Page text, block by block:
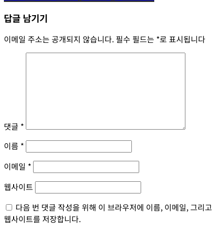
탐
색
답글 남기기
이메일 주소는 공개되지 않습니다. 필수 필드는 *로 표시됩니다
댓글 *
이름 *
이메일 *
웹사이트
다음 번 댓글 작성을 위해 이 브라우저에 이름, 이메일, 그리고
웹사이트를 저장합니다.